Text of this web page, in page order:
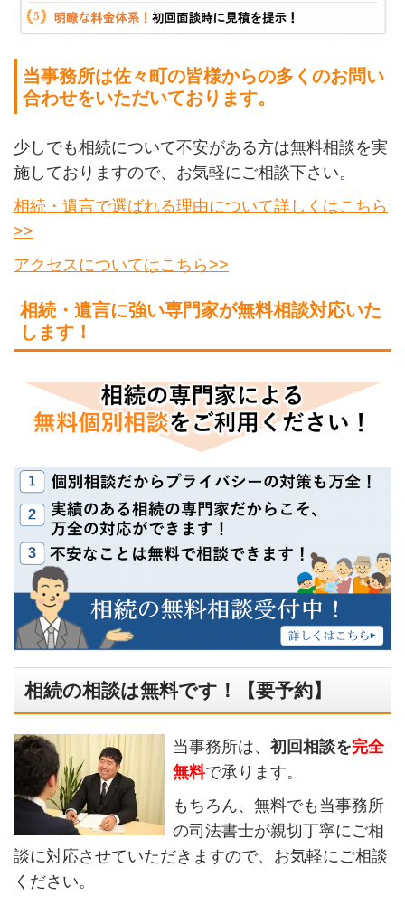
当事務所は佐々町の皆様からの多くのお問い
合わせをいただいております。
少しでも相続について不安がある方は無料相談を実
施しておりますので、お気軽にご相談下さい。
相続・遺言で選ばれる理由について詳しくはこちら
>>
アクセスについてはこちら>>
相続・遺言に強い専門家が無料相談対応いた
します！
相続の相談は無料です！【要予約】
当事務所は、初回相談を完全
無料で承ります。
もちろん、無料でも当事務所
の司法書士が親切丁寧にご相
談に対応させていただきますので、お気軽にご相談
ください。